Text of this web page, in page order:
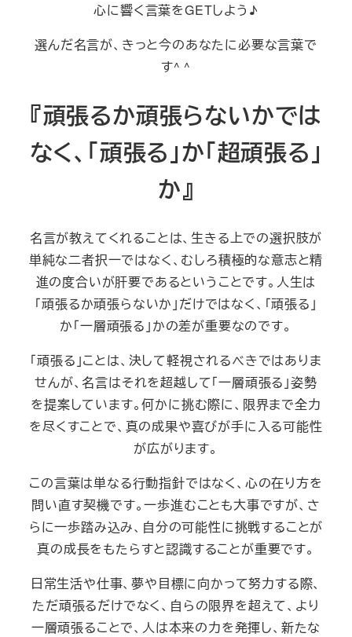
心に響く言葉をGETしよう♪
選んだ名言が、きっと今のあなたに必要な言葉で
す^ ^
『頑張るか頑張らないかでは
なく、「頑張る」か「超頑張る」
か』
名言が教えてくれることは、生きる上での選択肢が
単純な二者択一ではなく、むしろ積極的な意志と精
進の度合いが肝要であるということです。人生は
「頑張るか頑張らないか」だけではなく、「頑張る」
か「一層頑張る」かの差が重要なのです。
「頑張る」ことは、決して軽視されるべきではありま
せんが、名言はそれを超越して「一層頑張る」姿勢
を提案しています。何かに挑む際に、限界まで全力
を尽くすことで、真の成果や喜びが手に入る可能性
が広がります。
この言葉は単なる行動指針ではなく、心の在り方を
問い直す契機です。一歩進むことも大事ですが、さ
らに一歩踏み込み、自分の可能性に挑戦することが
真の成長をもたらすと認識することが重要です。
日常生活や仕事、夢や目標に向かって努力する際、
ただ頑張るだけでなく、自らの限界を超えて、より
一層頑張ることで、人は本来の力を発揮し、新たな